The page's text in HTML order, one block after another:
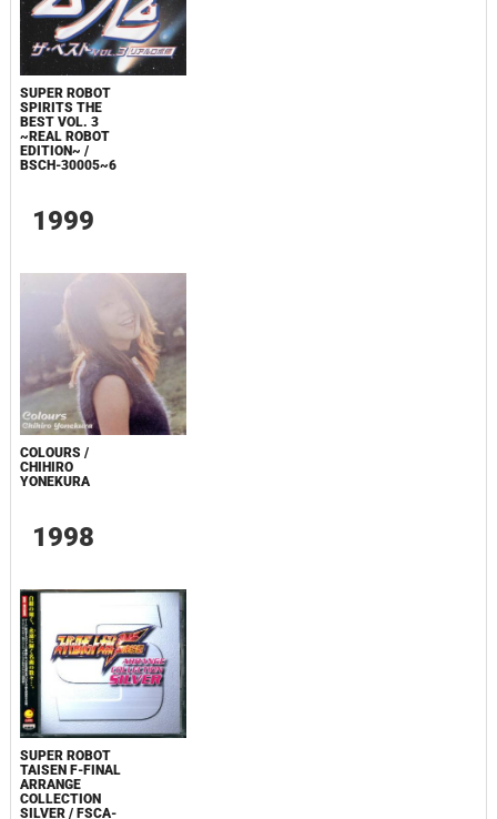
SUPER ROBOT
SPIRITS THE
BEST VOL. 3
~REAL ROBOT
EDITION~ /
BSCH-30005~6
1999
COLOURS /
CHIHIRO
YONEKURA
1998
SUPER ROBOT
TAISEN F-FINAL
ARRANGE
COLLECTION
SILVER / FSCA-